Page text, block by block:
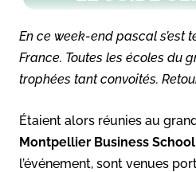
En ce week-end pascal s’est
France. Toutes les écoles du
trophées tant convoités.
Étaient alors réunies au
Montpellier Business School
l’événement, sont venues